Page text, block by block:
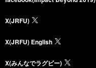
X(JRFU)
X(JRFU) English
X(みんなでラグビー)